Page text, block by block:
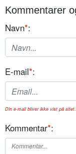
Kommentarer
Navn*:
E-mail*:
Din e-mail bliver ikke vist på sitet.
Kommentar*: